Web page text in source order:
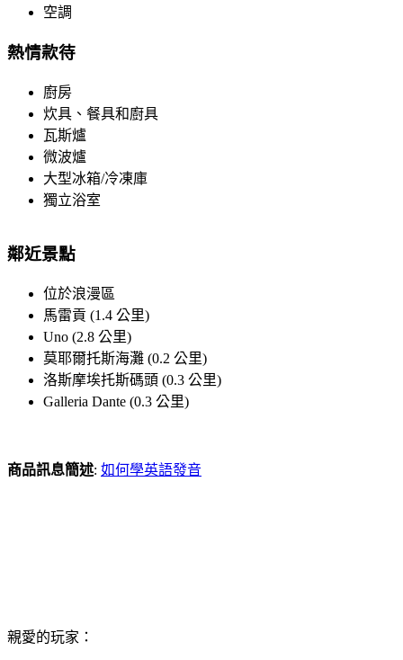
空調
熱情款待
廚房
炊具、餐具和廚具
瓦斯爐
微波爐
大型冰箱/冷凍庫
獨立浴室
鄰近景點
位於浪漫區
馬雷貢 (1.4 公里)
Uno (2.8 公里)
莫耶爾托斯海灘 (0.2 公里)
洛斯摩埃托斯碼頭 (0.3 公里)
Galleria Dante (0.3 公里)
商品訊息簡述: 如何學英語發音
親愛的玩家：